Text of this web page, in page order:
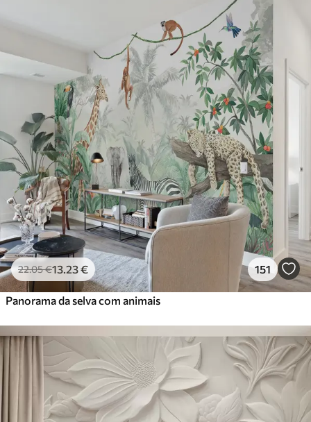
22.05€13 .23€ 151
Panorama da selva com animais